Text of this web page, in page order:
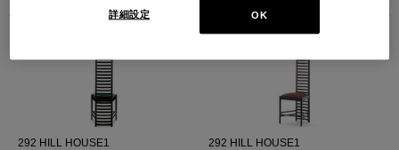
292 HILL HOUSE1
292 HILL HOUSE1
OK
詳細設定